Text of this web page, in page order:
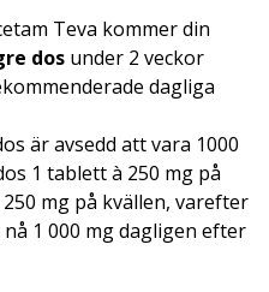
Teva kommer din
dos under 2 veckor
dagliga
är avsedd att vara 1000
1 tablett à 250 mg på
mg på kvällen, varefter
1 000 mg dagligen efter